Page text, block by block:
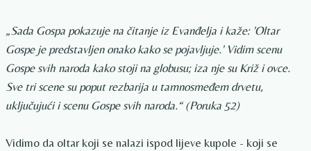
„Sada Gospa pokazuje na čitanje iz Evanđelja i kaže: 'Oltar
Gospe je predstavljen onako kako se pojavljuje.' Vidim scenu
Gospe svih naroda kako stoji na globusu; iza nje su Križ i ovce.
Sve tri scene su poput rezbarija u tamnosmeđem drvetu,
uključujući i scenu Gospe svih naroda.“ (Poruka 52)
Vidimo da oltar koji se nalazi ispod lijeve kupole - koji se